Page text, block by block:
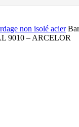
non isolé acier
9010 – ARCELOR